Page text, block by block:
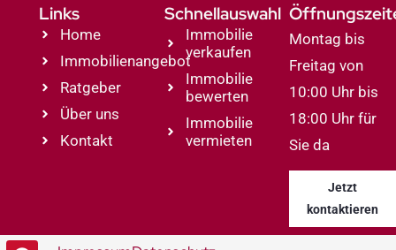
Links
Home
Immobilienangebot
Ratgeber
Über uns
Kontakt
Schnellauswahl
Immobilie
verkaufen
Immobilie
bewerten
Immobilie
vermieten
Montag bis
Freitag von
10:00 Uhr bis
18:00 Uhr für
Sie da
Jetzt
kontaktieren